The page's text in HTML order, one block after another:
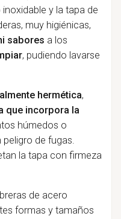
y la tapa de
muy higiénicas,
sabores a los
, pudiendo lavarse
hermética,
que incorpora la
húmedos o
de fugas.
la tapa con firmeza
de acero
formas y tamaños